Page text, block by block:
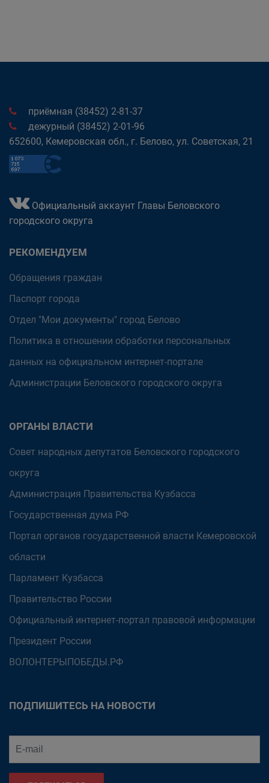
приёмная (38452) 2-81-37
дежурный (38452) 2-01-96
652600, Кемеровская обл., г. Белово, ул. Советская, 21
Официальный аккаунт Главы Беловского
городского округа
РЕКОМЕНДУЕМ
Обращения граждан
Паспорт города
Отдел "Мои документы" город Белово
Политика в отношении обработки персональных
данных на официальном интернет-портале
Администрации Беловского городского округа
ОРГАНЫ ВЛАСТИ
Совет народных депутатов Беловского городского
округа
Администрация Правительства Кузбасса
Государственная дума РФ
Портал органов государственной власти Кемеровской
области
Парламент Кузбасса
Правительство России
Официальный интернет-портал правовой информации
Президент России
ВОЛОНТЕРЫПОБЕДЫ.РФ
ПОДПИШИТЕСЬ НА НОВОСТИ